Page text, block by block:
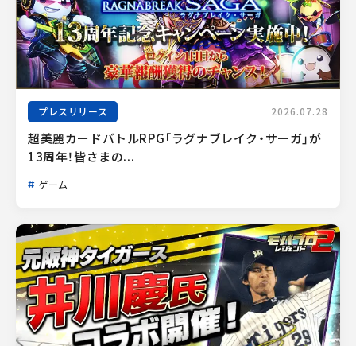
プレスリリース 2026.07.28
超美麗カードバトルRPG「ラグナブレイク・サーガ」が
13周年！皆さまの...
ゲーム